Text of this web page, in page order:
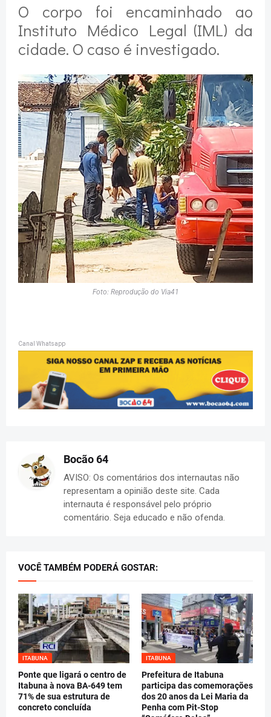
O corpo foi encaminhado ao
Instituto Médico Legal (IML) da
cidade. O caso é investigado.
Foto: Reprodução do Via41
Canal Whatsapp
Bocão 64
AVISO: Os comentários dos internautas não
representam a opinião deste site. Cada
internauta é responsável pelo próprio
comentário. Seja educado e não ofenda.
VOCÊ TAMBÉM PODERÁ GOSTAR:
ITABUNA
Ponte que ligará o centro de
Itabuna à nova BA-649 tem
71% de sua estrutura de
concreto concluída
ITABUNA
Prefeitura de Itabuna
participa das comemorações
dos 20 anos da Lei Maria da
Penha com Pit-Stop